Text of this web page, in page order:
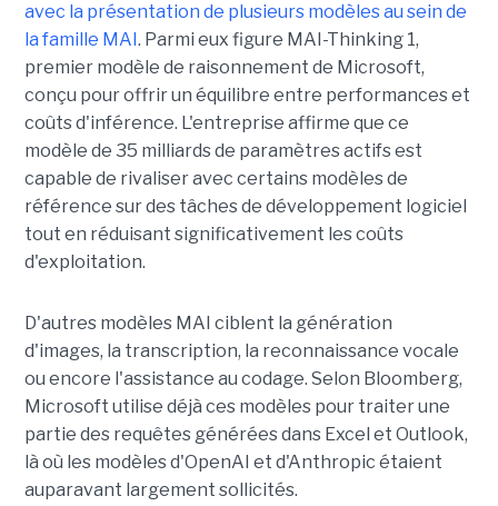
avec la présentation de plusieurs modèles au sein de
la famille MAI . Parmi eux figure MAI-Thinking 1,
premier modèle de raisonnement de Microsoft,
conçu pour offrir un équilibre entre performances et
coûts d'inférence. L'entreprise affirme que ce
modèle de 35 milliards de paramètres actifs est
capable de rivaliser avec certains modèles de
référence sur des tâches de développement logiciel
tout en réduisant significativement les coûts
d'exploitation.
D'autres modèles MAI ciblent la génération
d'images, la transcription, la reconnaissance vocale
ou encore l'assistance au codage. Selon Bloomberg,
Microsoft utilise déjà ces modèles pour traiter une
partie des requêtes générées dans Excel et Outlook,
là où les modèles d'OpenAI et d'Anthropic étaient
auparavant largement sollicités.